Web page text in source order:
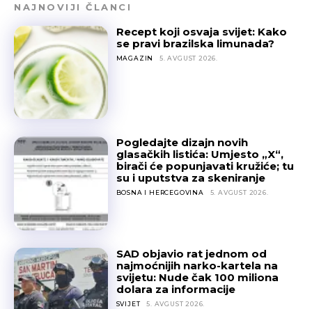
NAJNOVIJI ČLANCI
Recept koji osvaja svijet: Kako
se pravi brazilska limunada?
MAGAZIN 5. AVGUST 2026.
Pogledajte dizajn novih
glasačkih listića: Umjesto „X“,
birači će popunjavati kružiće; tu
su i uputstva za skeniranje
BOSNA I HERCEGOVINA 5. AVGUST 2026.
SAD objavio rat jednom od
najmoćnijih narko-kartela na
svijetu: Nude čak 100 miliona
dolara za informacije
SVIJET 5. AVGUST 2026.